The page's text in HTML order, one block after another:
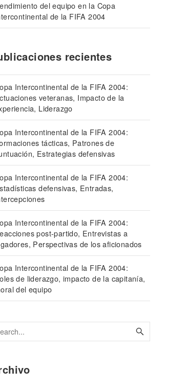
del equipo en la Copa
de la FIFA 2004
recientes
Intercontinental de la FIFA 2004:
veteranas, Impacto de la
Liderazgo
Intercontinental de la FIFA 2004:
tácticas, Patrones de
Estrategias defensivas
Intercontinental de la FIFA 2004:
defensivas, Entradas,
Intercontinental de la FIFA 2004:
post-partido, Entrevistas a
Perspectivas de los aficionados
Intercontinental de la FIFA 2004:
de liderazgo, impacto de la capitanía,
del equipo